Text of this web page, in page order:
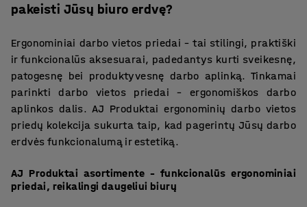
pakeisti Jūsų biuro erdvę?
Ergonominiai darbo vietos priedai – tai stilingi, praktiški
ir funkcionalūs aksesuarai, padedantys kurti sveikesnę,
patogesnę bei produktyvesnę darbo aplinką. Tinkamai
parinkti darbo vietos priedai – ergonomiškos darbo
aplinkos dalis. AJ Produktai ergonominių darbo vietos
priedų kolekcija sukurta taip, kad pagerintų Jūsų darbo
erdvės funkcionalumą ir estetiką.
AJ Produktai asortimente – funkcionalūs ergonominiai
priedai, reikalingi daugeliui biurų